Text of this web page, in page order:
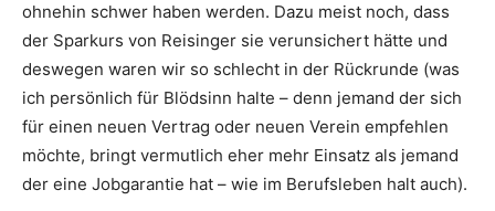
ohnehin schwer haben werden. Dazu meist noch, dass
der Sparkurs von Reisinger sie verunsichert hätte und
deswegen waren wir so schlecht in der Rückrunde (was
ich persönlich für Blödsinn halte – denn jemand der sich
für einen neuen Vertrag oder neuen Verein empfehlen
möchte, bringt vermutlich eher mehr Einsatz als jemand
der eine Jobgarantie hat – wie im Berufsleben halt auch).